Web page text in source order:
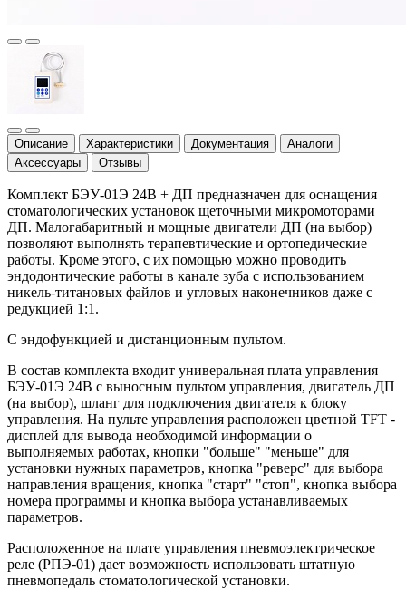
Описание Характеристики Документация
Аналоги
Аксессуары
Отзывы
Комплект БЭУ-01Э 24В + ДП предназначен для оснащения
стоматологических установок щеточными микромоторами
ДП. Малогабаритный и мощные двигатели ДП (на выбор)
позволяют выполнять терапевтические и ортопедические
работы. Кроме этого, с их помощью можно проводить
эндодонтические работы в канале зуба с использованием
никель-титановых файлов и угловых наконечников даже с
редукцией 1:1.
С эндофункцией и дистанционным пультом.
В состав комплекта входит универальная плата управления
БЭУ-01Э 24В с выносным пультом управления, двигатель ДП
(на выбор), шланг для подключения двигателя к блоку
управления. На пульте управления расположен цветной TFT -
дисплей для вывода необходимой информации о
выполняемых работах, кнопки "больше" "меньше" для
установки нужных параметров, кнопка "реверс" для выбора
направления вращения, кнопка "старт" "стоп", кнопка выбора
номера программы и кнопка выбора устанавливаемых
параметров.
Расположенное на плате управления пневмоэлектрическое
реле (РПЭ-01) дает возможность использовать штатную
пневмопедаль стоматологической установки.